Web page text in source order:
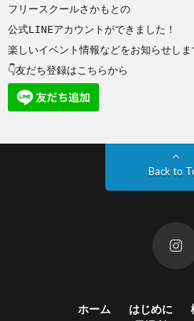
フリースクールさかもとの
公式LINEアカウントができました！
楽しいイベント情報などをお知らせしま
👇友だち登録はこちらから
Back to
ホーム はじめに